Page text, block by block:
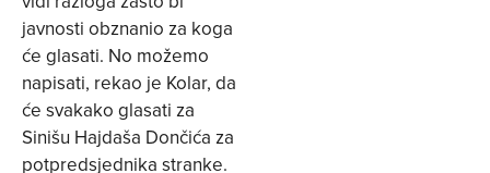
javnosti obznanio za koga
će glasati. No možemo
napisati, rekao je Kolar, da
će svakako glasati za
Sinišu Hajdaša Dončića za
potpredsjednika stranke.